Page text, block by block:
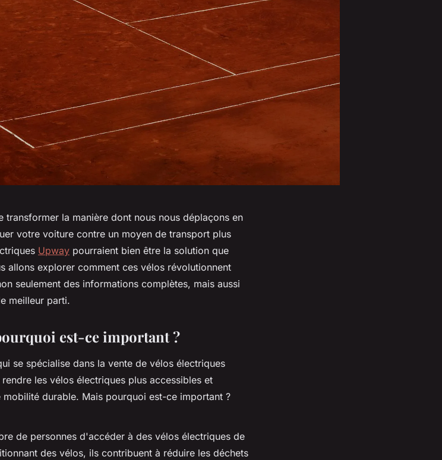
transformer la manière dont nous nous déplaçons en
votre voiture contre un moyen de transport plus
Upway pourraient bien être la solution que
allons explorer comment ces vélos révolutionnent
seulement des informations complètes, mais aussi
meilleur parti.
est-ce important ?
se spécialise dans la vente de vélos électriques
les vélos électriques plus accessibles et
durable. Mais pourquoi est-ce important ?
de personnes d'accéder à des vélos électriques de
des vélos, ils contribuent à réduire les déchets